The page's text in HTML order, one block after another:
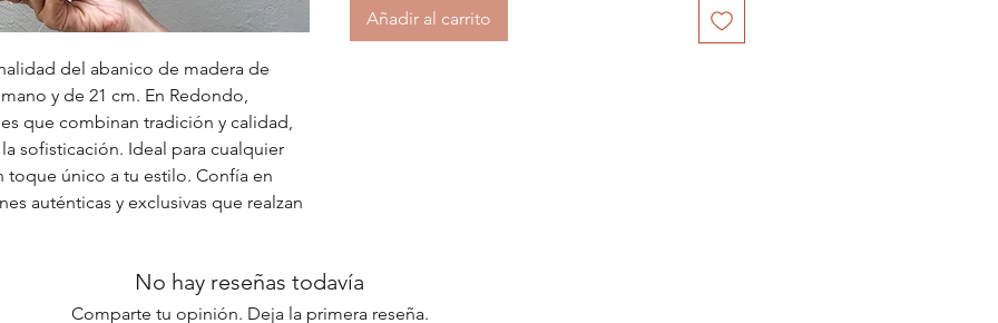
del abanico de madera de
y de 21 cm. En Redondo,
que combinan tradición y calidad,
sofisticación. Ideal para cualquier
toque único a tu estilo. Confía en
auténticas y exclusivas que realzan
Añadir al carrito
No hay reseñas todavía
Comparte tu opinión. Deja la primera reseña.